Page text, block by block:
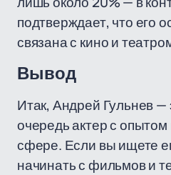
подтверждает, что его
связана с кино и
Вывод
Итак, Андрей Гульнев —
очередь актер с
сфере. Если вы ищете
начинать с фильмов и